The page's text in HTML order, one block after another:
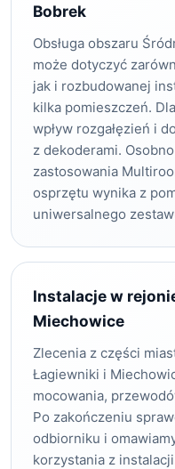
Bobrek
Obsługa obszaru
może dotyczyć
jak i rozbudowanej
kilka pomieszczeń.
wpływ rozgałęzień i
z dekoderami.
zastosowania
osprzętu wynika z
uniwersalnego
Instalacje w
Miechowice
Zlecenia z części
Łagiewniki i
mocowania,
Po zakończeniu
odbiorniku i
korzystania z